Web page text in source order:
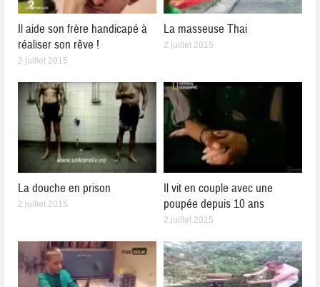
Il aide son frère handicapé à
réaliser son rêve !
2 juillet 2015
La masseuse Thai
2 juillet 2015
La douche en prison
2 juillet 2015
Il vit en couple avec une
poupée depuis 10 ans
2 juillet 2015